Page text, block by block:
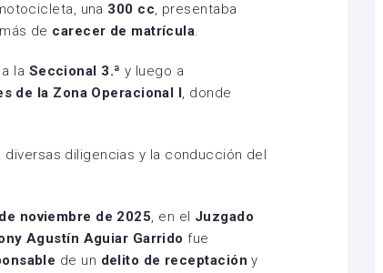
una 300 cc, presentaba
de carecer de matrícula.
la Seccional 3.ª y luego a
de la Zona Operacional I, donde
diversas diligencias y la conducción del
noviembre de 2025, en el Juzgado
Agustín Aguiar Garrido fue
de un delito de receptación y